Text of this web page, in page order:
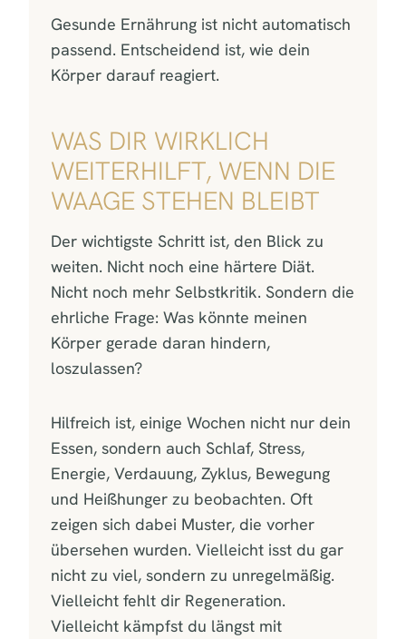
Gesunde Ernährung ist nicht automatisch
passend. Entscheidend ist, wie dein
Körper darauf reagiert.
WAS DIR WIRKLICH
WEITERHILFT, WENN DIE
WAAGE STEHEN BLEIBT
Der wichtigste Schritt ist, den Blick zu
weiten. Nicht noch eine härtere Diät.
Nicht noch mehr Selbstkritik. Sondern die
ehrliche Frage: Was könnte meinen
Körper gerade daran hindern,
loszulassen?
Hilfreich ist, einige Wochen nicht nur dein
Essen, sondern auch Schlaf, Stress,
Energie, Verdauung, Zyklus, Bewegung
und Heißhunger zu beobachten. Oft
zeigen sich dabei Muster, die vorher
übersehen wurden. Vielleicht isst du gar
nicht zu viel, sondern zu unregelmäßig.
Vielleicht fehlt dir Regeneration.
Vielleicht kämpfst du längst mit